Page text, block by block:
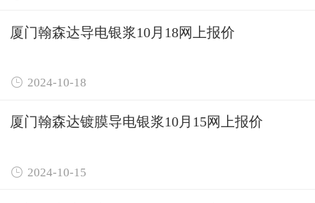
厦门翰森达导电银浆10月18网上报价
 2024-10-18
厦门翰森达镀膜导电银浆10月15网上报价
 2024-10-15